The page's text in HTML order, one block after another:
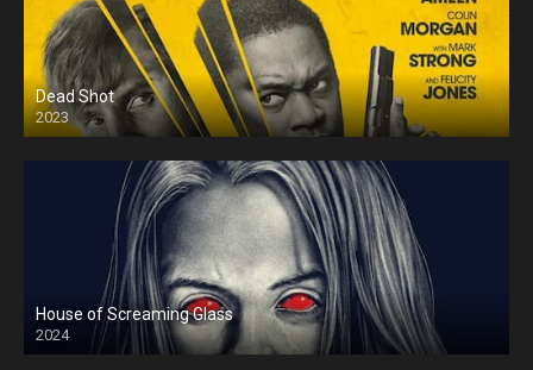
Dead Shot
2023
House of Screaming Glass
2024